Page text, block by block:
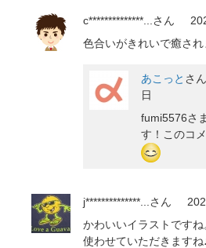
c**************... さん
色合いがきれいで癒され
あこっと さん
日
fumi5576さ
す！このコ
j**************... さん
かわいいイラストです
使わせていただきますね